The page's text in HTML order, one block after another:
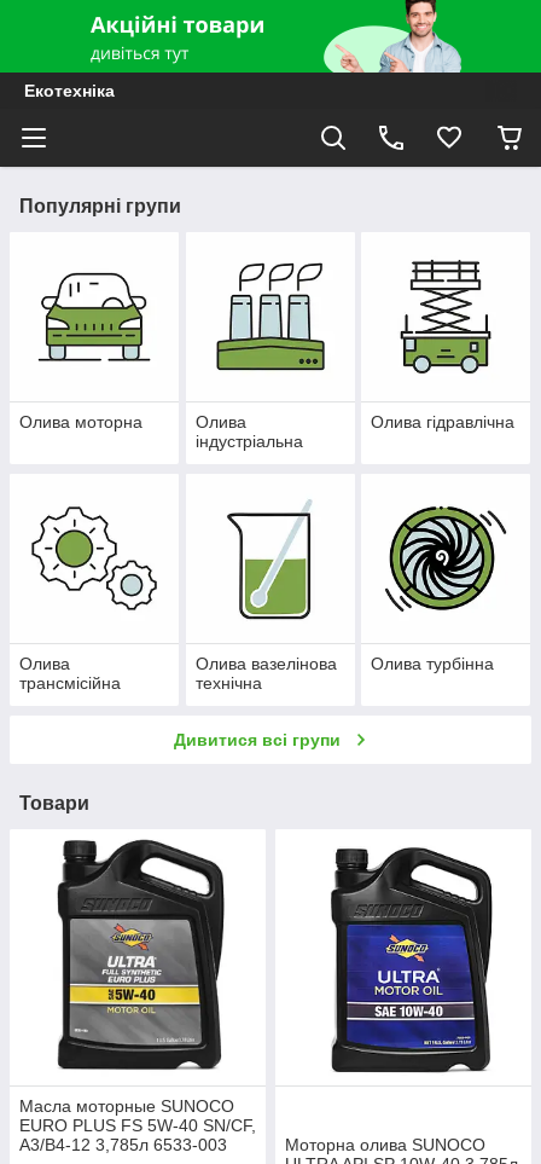
Екотехніка
Популярні групи
Олива моторна
Олива
індустріальна
Олива гідравлічна
Олива
трансмісійна
Олива вазелінова
технічна
Олива турбінна
Дивитися всі групи
Товари
Масла моторные SUNOCO
EURO PLUS FS 5W-40 SN/CF,
A3/B4-12 3,785л 6533-003
Моторна олива SUNOCO